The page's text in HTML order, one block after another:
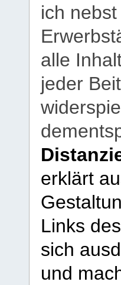
ich
alle
jeder
erklärt
Links
sich
und